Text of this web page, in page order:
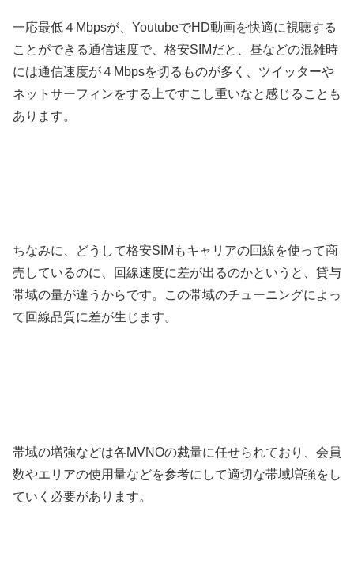
一応最低４Mbpsが、YoutubeでHD動画を快適に視聴する
ことができる通信速度で、格安SIMだと、昼などの混雑時
には通信速度が４Mbpsを切るものが多く、ツイッターや
ネットサーフィンをする上ですこし重いなと感じることも
あります。
ちなみに、どうして格安SIMもキャリアの回線を使って商
売しているのに、回線速度に差が出るのかというと、貸与
帯域の量が違うからです。この帯域のチューニングによっ
て回線品質に差が生じます。
帯域の増強などは各MVNOの裁量に任せられており、会員
数やエリアの使用量などを参考にして適切な帯域増強をし
ていく必要があります。